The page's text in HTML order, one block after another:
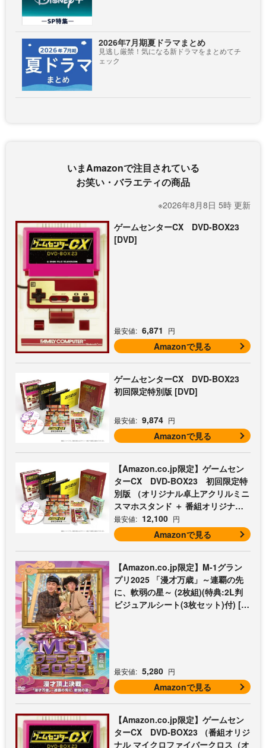
2026年7月期夏ドラマまとめ
見逃し厳禁！気になる新ドラマをまとめてチ
ェック
いまAmazonで注目されている
お笑い・バラエティの商品
※2026年8月8日 5時 更新
ゲームセンターCX DVD-BOX23
[DVD]
最安値: 6,871 円
Amazonで見る
ゲームセンターCX DVD-BOX23
初回限定特別版 [DVD]
最安値: 9,874 円
Amazonで見る
【Amazon.co.jp限定】ゲームセン
ターCX DVD-BOX23 初回限定特
別版 （オリジナル卓上アクリルミニ
スマホスタンド ＋ 番組オリジナル
マイクロファイバークロス（オレン
ジ） 付） [DVD]
最安値: 12,100 円
Amazonで見る
【Amazon.co.jp限定】M-1グラン
プリ2025 「漫才万歳」～連覇の先
に、軟弱の星～ (2枚組)(特典:2L判
ビジュアルシート(3枚セット)付) [D
最安値: 5,280 円
Amazonで見る
【Amazon.co.jp限定】ゲームセン
ターCX DVD-BOX23 （番組オリジ
ナル マイクロファイバークロス（オ